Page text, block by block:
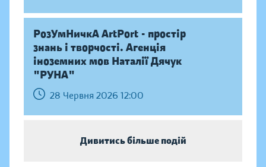
РозУмНичкА ArtPort - простір
знань і творчості. Агенція
іноземних мов Наталії Дячук
"РУНА"
28 Червня 2026 12:00
Дивитись більше подій